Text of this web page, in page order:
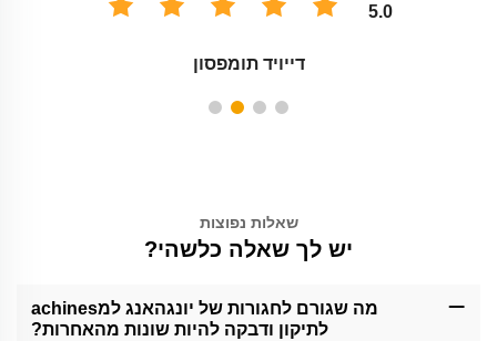
5.0
דייויד תומפסון
שאלות נפוצות
יש לך שאלה כלשהי?
מה שגורם לחגורות של יונגהאנג למachines
לתיקון ודבקה להיות שונות מהאחרות?